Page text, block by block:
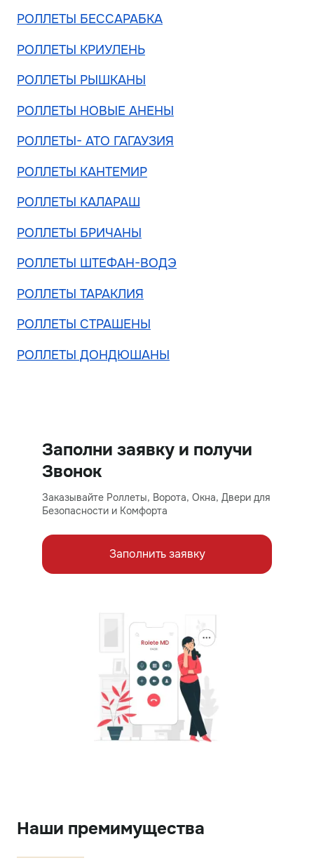
РОЛЛЕТЫ БЕССАРАБКА
РОЛЛЕТЫ КРИУЛЕНЬ
РОЛЛЕТЫ РЫШКАНЫ
РОЛЛЕТЫ НОВЫЕ АНЕНЫ
РОЛЛЕТЫ- АТО ГАГАУЗИЯ
РОЛЛЕТЫ КАНТЕМИР
РОЛЛЕТЫ КАЛАРАШ
РОЛЛЕТЫ БРИЧАНЫ
РОЛЛЕТЫ ШТЕФАН-ВОДЭ
РОЛЛЕТЫ ТАРАКЛИЯ
РОЛЛЕТЫ СТРАШЕНЫ
РОЛЛЕТЫ ДОНДЮШАНЫ
Заполни заявку и получи
Звонок
Заказывайте Роллеты, Ворота, Окна, Двери для
Безопасности и Комфорта
Заполнить заявку
Наши премимущества